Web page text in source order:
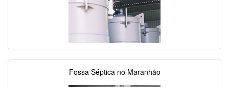
Fossa Séptica no Maranhão